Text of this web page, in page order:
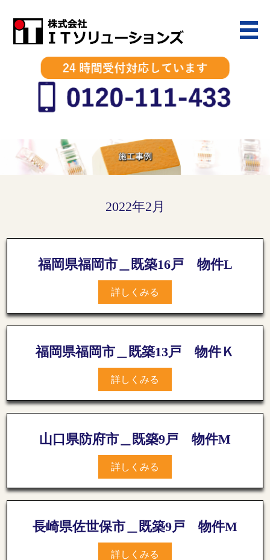
2022年2月
福岡県福岡市＿既築16戸 物件L
詳しくみる
福岡県福岡市＿既築13戸 物件Ｋ
詳しくみる
山口県防府市＿既築9戸 物件M
詳しくみる
長崎県佐世保市＿既築9戸 物件M
詳しくみる